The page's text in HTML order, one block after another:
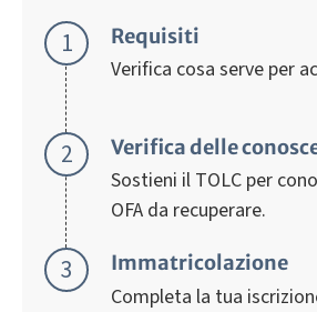
Requisiti
Verifica cosa serve per
Verifica delle
Sostieni il TOLC per
OFA da recuperare.
Immatricolazione
Completa la tua